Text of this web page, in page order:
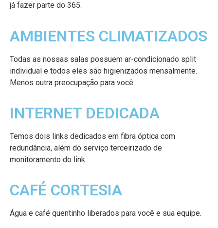
já fazer parte do 365.
AMBIENTES CLIMATIZADOS
Todas as nossas salas possuem ar-condicionado split
individual e todos eles são higienizados mensalmente.
Menos outra preocupação para você.
INTERNET DEDICADA
Temos dois links dedicados em fibra óptica com
redundância, além do serviço terceirizado de
monitoramento do link.
CAFÉ CORTESIA
Água e café quentinho liberados para você e sua equipe.